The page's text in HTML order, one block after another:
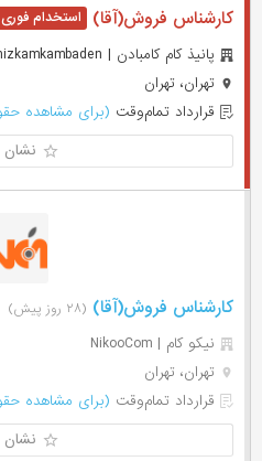
کارشناس فروش(آقا)
پانیذ کام کامبادن | Panizkamkambaden
تهران، تهران
قرارداد تمام‌وقت (برای مشاهده
نشان
کارشناس فروش(آقا) (۲۸ روز پیش)
نیکو کام | NikooCom
تهران، تهران
قرارداد تمام‌وقت (برای مشاهده
نشان